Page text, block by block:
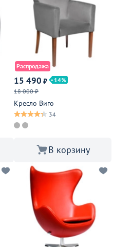
Распродажа
15 490 ₽
14
18 000 ₽
Кресло Виго
34
В корзину